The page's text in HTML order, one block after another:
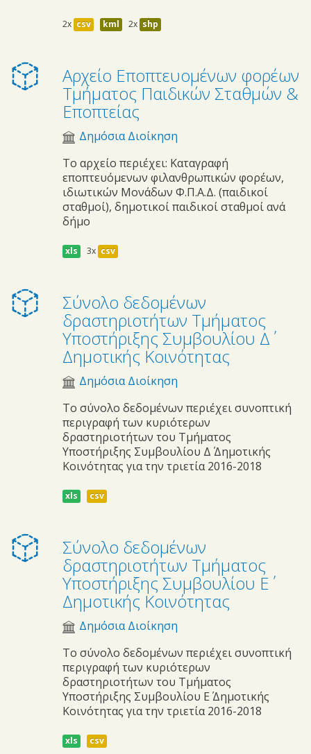
2x csv kml 2x shp
Αρχείο Εποπτευομένων φορέων
Τμήματος Παιδικών Σταθμών &
Εποπτείας
Δημόσια Διοίκηση
Το αρχείο περιέχει: Καταγραφή
εποπτευόμενων φιλανθρωπικών φορέων,
ιδιωτικών Μονάδων Φ.Π.Α.Δ. (παιδικοί
σταθμοί), δημοτικοί παιδικοί σταθμοί ανά
δήμο
xls 3x csv
Σύνολο δεδομένων
δραστηριοτήτων Τμήματος
Υποστήριξης Συμβουλίου Δ΄
Δημοτικής Κοινότητας
Δημόσια Διοίκηση
Το σύνολο δεδομένων περιέχει συνοπτική
περιγραφή των κυριότερων
δραστηριοτήτων του Τμήματος
Υποστήριξης Συμβουλίου Δ΄ Δημοτικής
Κοινότητας για την τριετία 2016-2018
xls csv
Σύνολο δεδομένων
δραστηριοτήτων Τμήματος
Υποστήριξης Συμβουλίου E΄
Δημοτικής Κοινότητας
Δημόσια Διοίκηση
Το σύνολο δεδομένων περιέχει συνοπτική
περιγραφή των κυριότερων
δραστηριοτήτων του Τμήματος
Υποστήριξης Συμβουλίου Ε΄ Δημοτικής
Κοινότητας για την τριετία 2016-2018
xls csv